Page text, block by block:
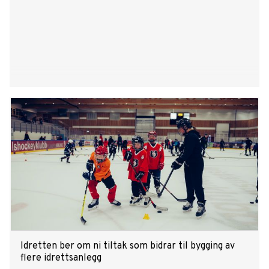
Idretten ber om ni tiltak som bidrar til bygging av
flere idrettsanlegg